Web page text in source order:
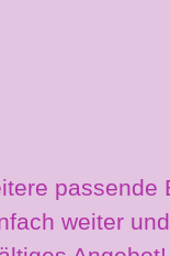
passende
weiter